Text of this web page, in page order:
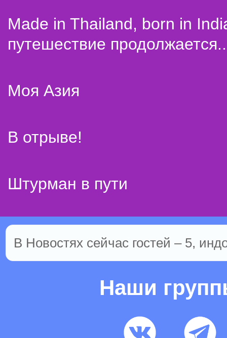
Made in Thailand, born in
путешествие
Моя Азия
В отрыве!
Штурман в пути
В Новостях сейчас гостей – 5,
Наши